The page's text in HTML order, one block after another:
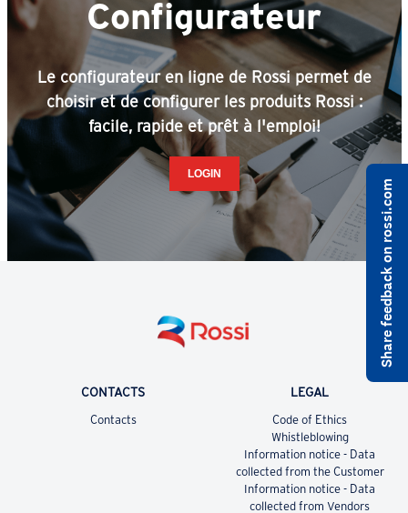
Configurateur
Le configurateur en ligne de Rossi permet de
choisir et de configurer les produits Rossi :
facile, rapide et prêt à l'emploi!
LOGIN
CONTACTS
Contacts
LEGAL
Code of Ethics
Whistleblowing
Information notice - Data
collected from the Customer
Information notice - Data
collected from Vendors
Share feedback on rossi.com